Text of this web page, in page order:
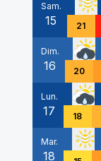
Sam.
15 21
Dim.
16 20
Lun.
17 18
Mar.
18